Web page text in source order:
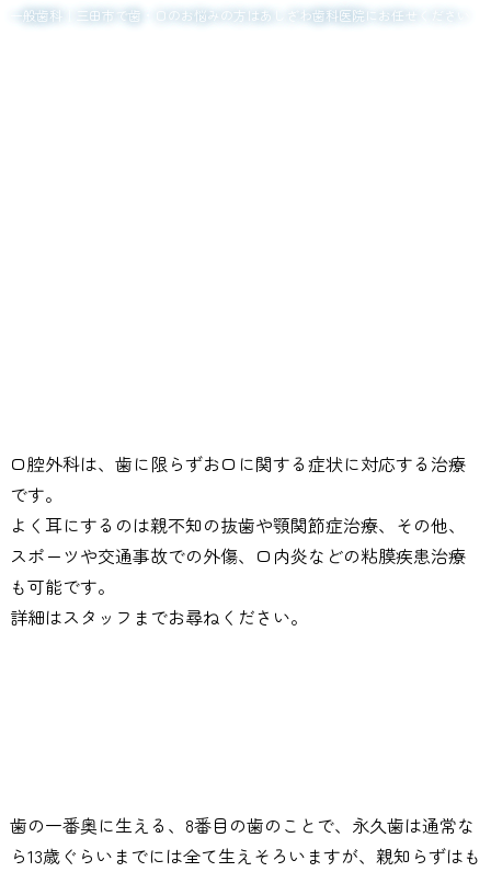
一般歯科｜三田市で歯・口のお悩みの方はあしざわ歯科医院にお任せください
口腔外科は、歯に限らずお口に関する症状に対応する治療
です。
よく耳にするのは親不知の抜歯や顎関節症治療、その他、
スポーツや交通事故での外傷、口内炎などの粘膜疾患治療
も可能です。
詳細はスタッフまでお尋ねください。
歯の一番奥に生える、8番目の歯のことで、永久歯は通常な
ら13歳ぐらいまでには全て生えそろいますが、親知らずはも